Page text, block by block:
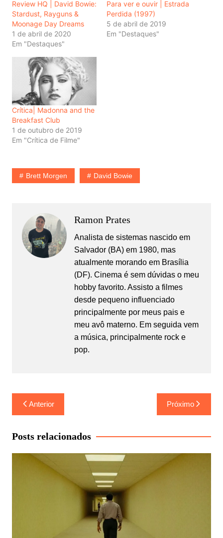
Review HQ | David Bowie:
Stardust, Rayguns &
Moonage Day Dreams
1 de abril de 2020
Em "Destaques"
Para ver e ouvir | Estrada
Perdida (1997)
5 de abril de 2019
Em "Destaques"
Crítica| Madonna and the
Breakfast Club
1 de outubro de 2019
Em "Crítica de Filme"
Brett Morgen David Bowie
Ramon Prates
Analista de sistemas nascido em
Salvador (BA) em 1980, mas
atualmente morando em Brasília
(DF). Cinema é sem dúvidas o meu
hobby favorito. Assisto a filmes
desde pequeno influenciado
principalmente por meus pais e
meu avô materno. Em seguida vem
a música, principalmente rock e
pop.
Navegação
de
Post
Anterior Próximo
Posts relacionados